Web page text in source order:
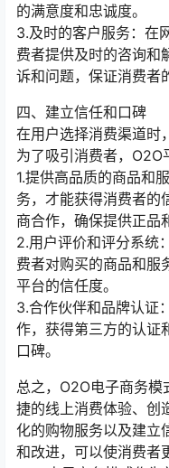
的满意度和忠诚度。
3.及时的客户服务：在
费者提供及时的咨询和
诉和问题，保证消费者
四、建立信任和口碑
在用户选择消费渠道时
为了吸引消费者，O2O
1.提供高品质的商品和
务，才能获得消费者的
商合作，确保提供正品
2.用户评价和评分系统
费者对购买的商品和服
平台的信任度。
3.合作伙伴和品牌认证
作，获得第三方的认证
口碑。
总之，O2O电子商务
捷的线上消费体验、创
化的购物服务以及建立
和改进，可以使消费者